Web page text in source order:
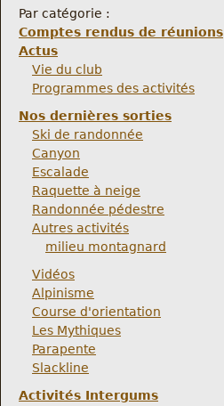
Par catégorie :
Comptes rendus de réunions
Actus
Vie du club
Programmes des activités
Nos dernières sorties
Ski de randonnée
Canyon
Escalade
Raquette à neige
Randonnée pédestre
Autres activités
milieu montagnard
Vidéos
Alpinisme
Course d'orientation
Les Mythiques
Parapente
Slackline
Activités Intergums